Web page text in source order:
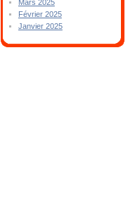
Mars 2025
Février 2025
Janvier 2025